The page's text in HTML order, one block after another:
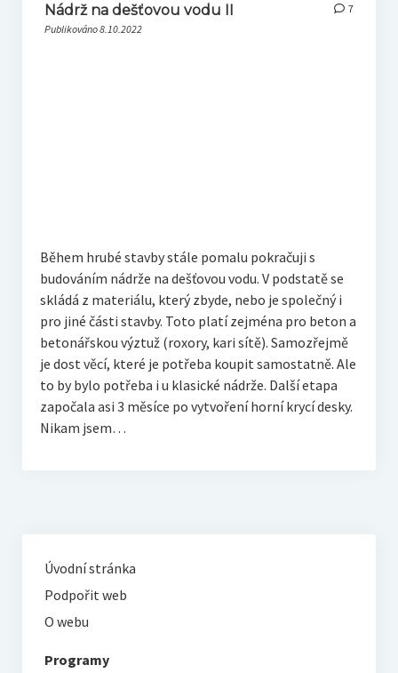
Nádrž na dešťovou vodu II
Publikováno 8.10.2022
7
Během hrubé stavby stále pomalu pokračuji s
budováním nádrže na dešťovou vodu. V podstatě se
skládá z materiálu, který zbyde, nebo je společný i
pro jiné části stavby. Toto platí zejména pro beton a
betonářskou výztuž (roxory, kari sítě). Samozřejmě
je dost věcí, které je potřeba koupit samostatně. Ale
to by bylo potřeba i u klasické nádrže. Další etapa
započala asi 3 měsíce po vytvoření horní krycí desky.
Nikam jsem…
Úvodní stránka
Podpořit web
O webu
Programy